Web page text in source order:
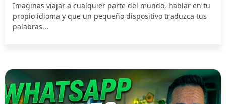
Imaginas viajar a cualquier parte del mundo, hablar en tu
propio idioma y que un pequeño dispositivo traduzca tus
palabras...